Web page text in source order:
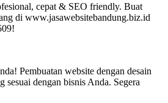
cepat & SEO friendly. Buat
di www.jasawebsitebandung.biz.id
Pembuatan website dengan desain
sesuai dengan bisnis Anda. Segera